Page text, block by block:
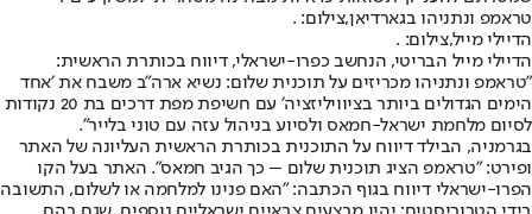
טראמפ ונתניהו בגארדיאן,צילום: .
הדיילי מייל,צילום: .
הדיילי מייל הבריטי, הנחשב כפרו-ישראלי, דיווח בכותרת הראשית:
״טראמפ ונתניהו מכריזים על תוכנית שלום: נשיא ארה״ב משבח את ׳אחד
הימים הגדולים ביותר בציוויליזציה׳ עם חשיפת מפת דרכים בת 20 נקודות
לסיום מלחמת ישראל-חמאס ולסיוע בניהול עזה עם טוני בלייר״.
בגרמניה, הבילד דיווח על התוכנית בכותרת הראשית העליונה של האתר
ופירט: ״טראמפ הציג תוכנית שלום – כך הגיב חמאס״. האתר בעל הקו
הפרו-ישראלי דיווח בגוף הכתבה: ״האם פנינו למלחמה או לשלום, התשובה